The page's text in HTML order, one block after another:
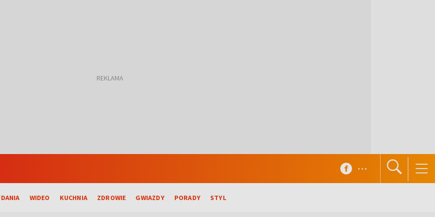
WIDEO KUCHNIA ZDROWIE GWIAZDY PORADY STYL
...